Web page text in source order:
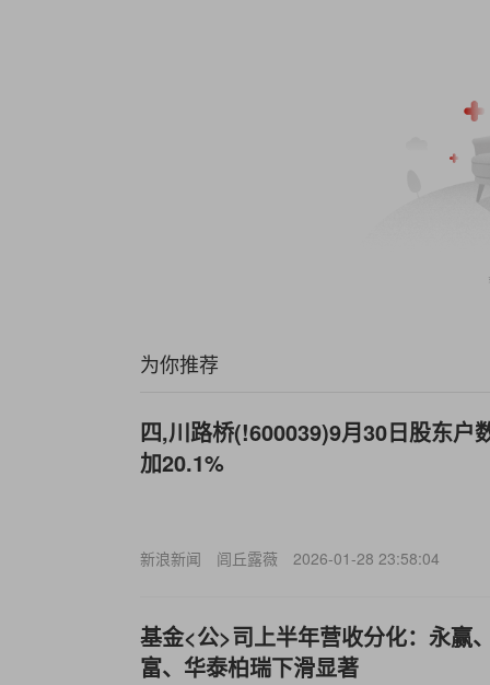
为你推荐
四,川路桥(!600039)9月30日股东户
加20.1%
新浪新闻 闾丘露薇 2026-01-28 23:58:04
基金<公>司上半年营收分化：永赢
富、华泰柏瑞下滑显著